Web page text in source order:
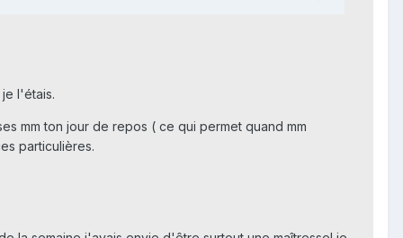
l'étais.
mm ton jour de repos ( ce qui permet quand mm
particulières.